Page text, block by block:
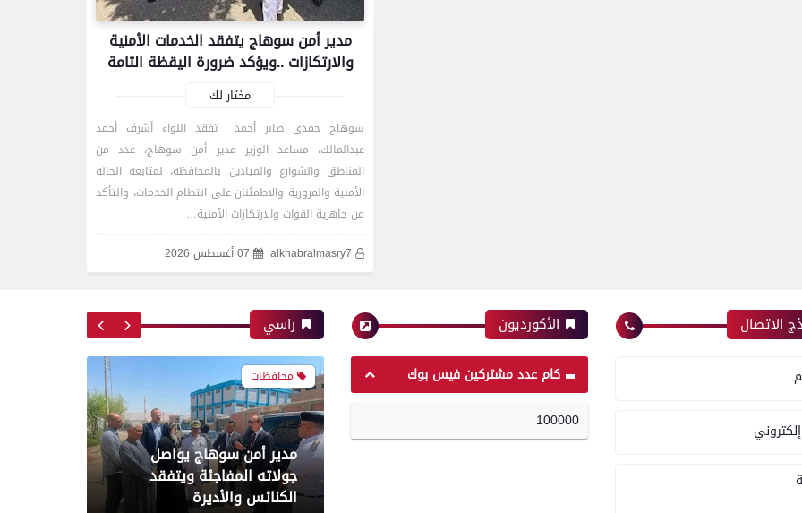
مدير أمن سوهاج يتفقد الخدمات الأمنية
والارتكازات ..ويؤكد ضرورة اليقظة التامة
مختار لك
سوهاج حمدى صابر أحمد تفقد اللواء أشرف أحمد
عبدالمالك، مساعد الوزير مدير أمن سوهاج، عدد من
المناطق والشوارع والميادين بالمحافظة، لمتابعة الحالة
الأمنية والمرورية والاطمئنان على انتظام الخدمات، والتأكد
من جاهزية القوات والارتكازات الأمنية…
alkhabralmasry7
07 أغسطس 2026
الاتصال الأكورديون
كام عدد مشتركين فيس بوك
100000
راسي
تموين الفيوم ضبط 500 لتر
لبن فاسد وغير صالح
للاستهلاك الآدمى قبل طرحه
محافظات
مدير أمن سوهاج يواصل
جولاته المفاجئة ويتفقد
الكنائس والأديرة
محافظات
4 كليات بجامعة المنصورة من
بين 10 على مستوى
الجمهورية تتأهل للزيارات
الميدانية بجائزة مصر للتميز
الحكومي 2026